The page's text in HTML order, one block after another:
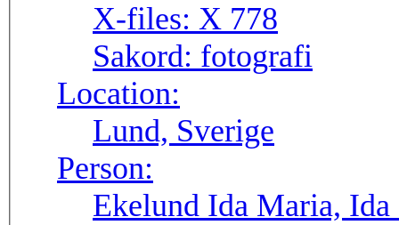
X-files: X 778
Sakord: fotografi
Location:
Lund, Sverige
Person:
Ekelund Ida Maria, Ida